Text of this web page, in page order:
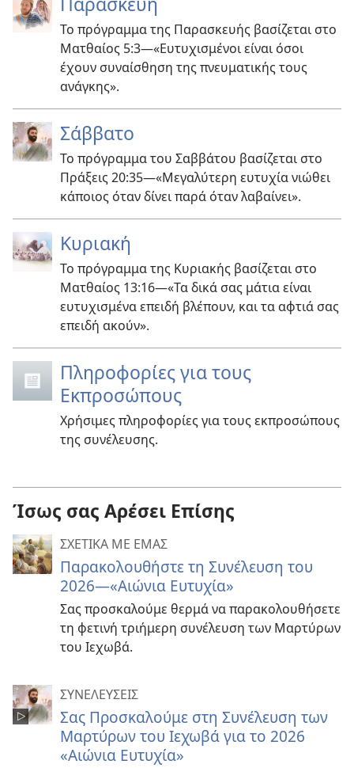
Το πρόγραμμα της Παρασκευής βασίζεται στο
Ματθαίος 5:3​—«Ευτυχισμένοι είναι όσοι
έχουν συναίσθηση της πνευματικής τους
ανάγκης».
Σάββατο
Το πρόγραμμα του Σαββάτου βασίζεται στο
Πράξεις 20:35​—«Μεγαλύτερη ευτυχία νιώθει
κάποιος όταν δίνει παρά όταν λαβαίνει».
Κυριακή
Το πρόγραμμα της Κυριακής βασίζεται στο
Ματθαίος 13:16​—«Τα δικά σας μάτια είναι
ευτυχισμένα επειδή βλέπουν, και τα αφτιά σας
επειδή ακούν».
Πληροφορίες για τους
Εκπροσώπους
Χρήσιμες πληροφορίες για τους εκπροσώπους
της συνέλευσης.
Ίσως σας Αρέσει Επίσης
ΣΧΕΤΙΚΑ ΜΕ ΕΜΑΣ
Παρακολουθήστε τη Συνέλευση του
2026​—«Αιώνια Ευτυχία»
Σας προσκαλούμε θερμά να παρακολουθήσετε
τη φετινή τριήμερη συνέλευση των Μαρτύρων
του Ιεχωβά.
ΣΥΝΕΛΕΥΣΕΙΣ
Σας Προσκαλούμε στη Συνέλευση των
Μαρτύρων του Ιεχωβά για το 2026
«Αιώνια Ευτυχία»